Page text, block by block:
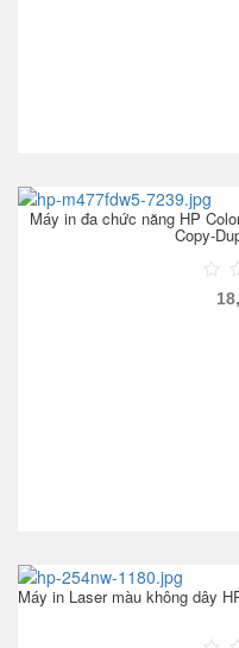
Máy in đa chức năng HP
Copy-
Máy in Laser màu không dây